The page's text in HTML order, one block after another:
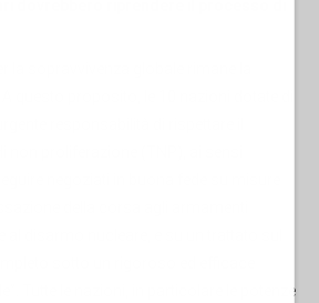
dovrebbero riprendere il processo di
questo proposito, le 10 nazioni dotate di
responsabilità di rispettare il
non proliferazione (TNP), ai sensi
negoziati in buona fede su misure
della corsa agli armamenti
al disarmo nucleare, e su un trattato sul
sotto un rigoroso ed efficace
Tutte le nazioni, in particolare le potenze